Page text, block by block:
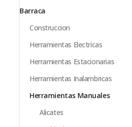
Barraca
Construccion
Herramientas Electricas
Herramientas Estacionarias
Herramientas Inalambricas
Herramientas Manuales
Alicates